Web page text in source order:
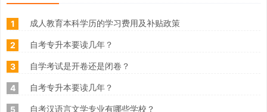
1 成人教育本科学历的学习费用及补贴政策
2 自考专升本要读几年？
3 自学考试是开卷还是闭卷？
4 自考专升本要读几年？
5 自考汉语言文学专业有哪些学校？